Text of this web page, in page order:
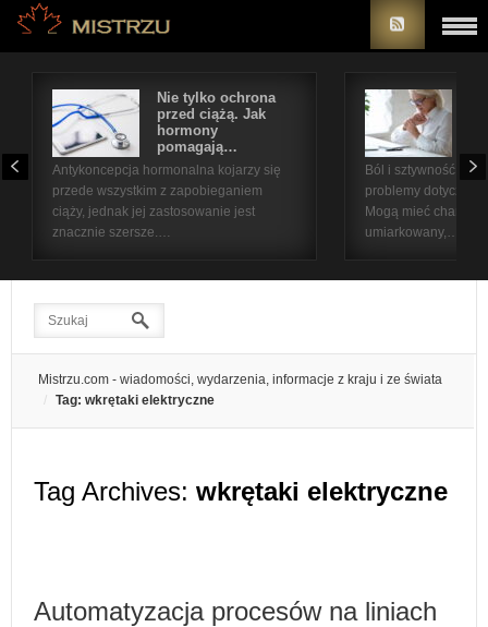
Nie tylko ochrona
przed ciążą. Jak
hormony
pomagają…
Antykoncepcja hormonalna kojarzy się
przede wszystkim z zapobieganiem
ciąży, jednak jej zastosowanie jest
znacznie szersze.…
Ból i sztywność
problemy
Mogą mieć
umiarkowany,…
Mistrzu.com - wiadomości, wydarzenia, informacje z kraju i ze świata
Tag: wkrętaki elektryczne
Tag Archives: wkrętaki elektryczne
Automatyzacja procesów na liniach